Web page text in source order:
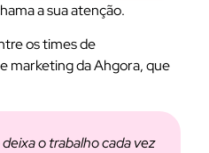
a sua atenção.
os times de
marketing da Ahgora, que
o trabalho cada vez